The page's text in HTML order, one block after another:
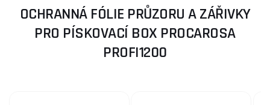
OCHRANNÁ FÓLIE PRŮZORU A ZÁŘIVKY
PRO PÍSKOVACÍ BOX PROCAROSA
PROFI1200